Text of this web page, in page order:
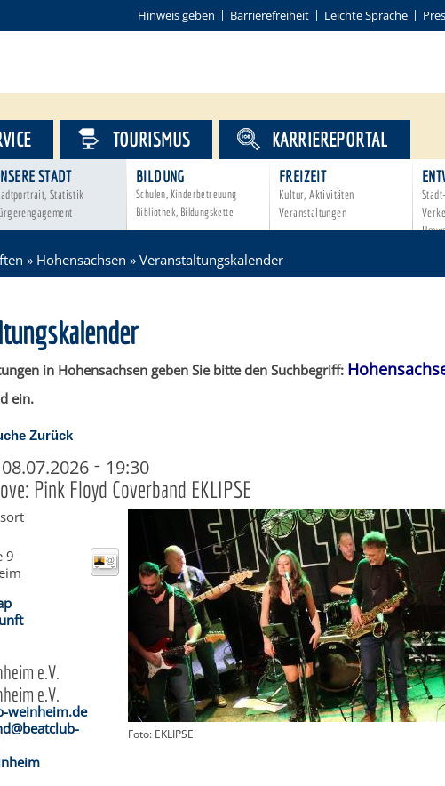
Hinweis geben Barrierefreiheit Leichte Sprache
STADT
Statistik
BILDUNG
Schulen, Kinderbetreuung
Bibliothek, Bildungskette
FREIZEIT
Kultur, Aktivitäten
Veranstaltungen
TOURISMUS KARRIEREPORTAL
» Hohensachsen » Veranstaltungskalender
in Hohensachsen geben Sie bitte den Suchbegriff:
ein.
Zurück
- 19:30
Pink Floyd Coverband EKLIPSE
Foto: EKLIPSE
9
e.V.
e.V.
weinheim.de